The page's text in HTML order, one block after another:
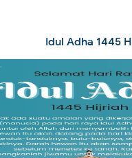
Idul Adha 1445 H